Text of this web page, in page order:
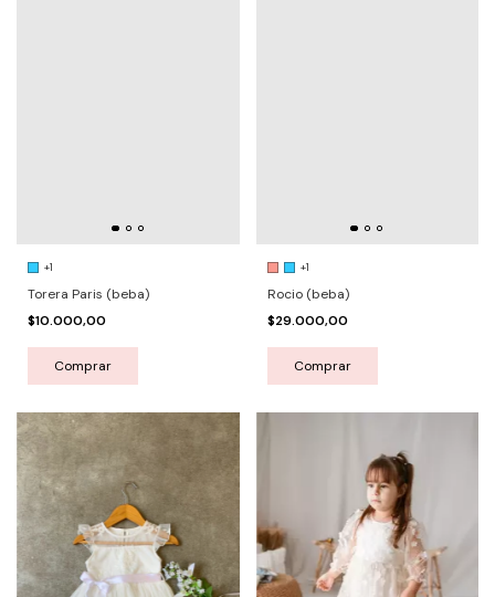
+1
Torera Paris (beba)
$10.000,00
Comprar
+1
Rocio (beba)
$29.000,00
Comprar